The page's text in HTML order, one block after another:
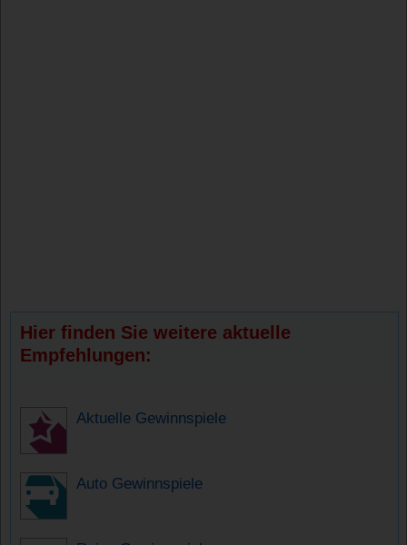
Hier finden Sie weitere aktuelle
Empfehlungen:
Aktuelle Gewinnspiele
Auto Gewinnspiele